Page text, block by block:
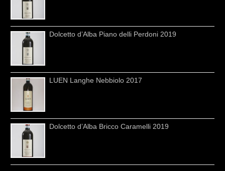
Dolcetto d’Alba Piano delli Perdoni 2019
LUEN Langhe Nebbiolo 2017
Dolcetto d’Alba Bricco Caramelli 2019